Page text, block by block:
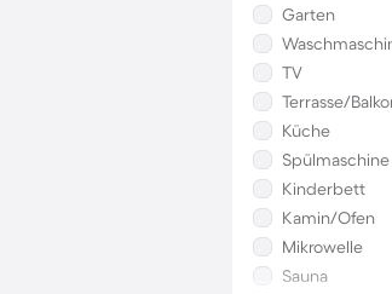
Garten
TV
Terrasse/
Küche
Spülmaschine
Kinderbett
Kamin/Ofen
Mikrowelle
Sauna